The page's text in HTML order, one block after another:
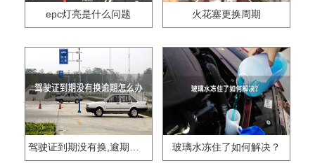
epc灯亮是什么问题 火花塞更换周期
驾驶证到期没有换,逾期怎么办?? 玻璃水冻住了如何解决？